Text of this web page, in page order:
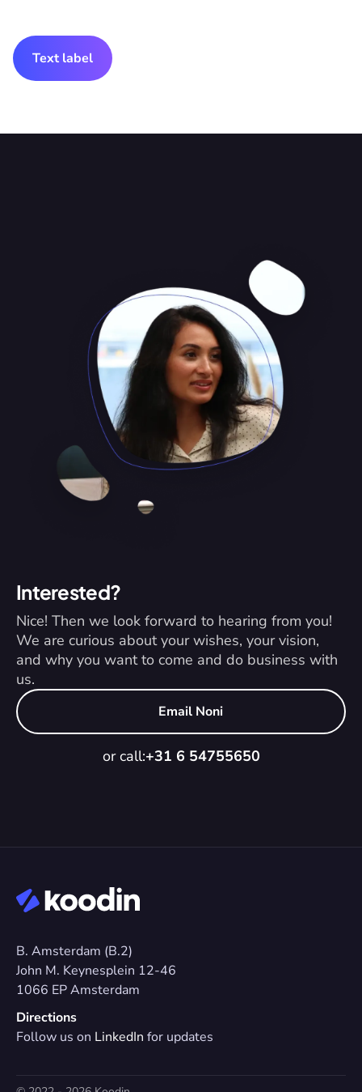
Text label
Interested?
Nice! Then we look forward to hearing from you!
We are curious about your wishes, your vision,
and why you want to come and do business with
us.
Email Noni
or call:+31 6 54755650
B. Amsterdam (B.2)
John M. Keynesplein 12-46
1066 EP Amsterdam
Directions
Follow us on LinkedIn for updates